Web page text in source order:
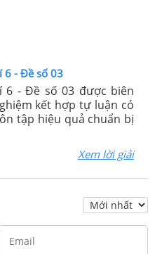
6 - Đề số 03
- Đề số 03 được biên
kết hợp tự luận có
tập hiệu quả chuẩn bị
Xem lời giải